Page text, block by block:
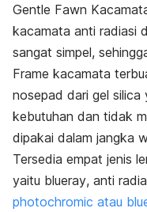
Gentle Fawn
kacamata anti radiasi
sangat simpel,
Frame kacamata
nosepad dari gel silica
kebutuhan dan tidak
dipakai dalam jangka
Tersedia empat jenis
yaitu blueray, anti
photochromic atau